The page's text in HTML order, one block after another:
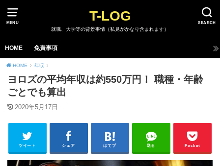
MENU SEARCH
T-LOG
就職、大学等の背景事情（私見がかなり含まれます）
HOME 免責事項
HOME 年収
ヨロズの平均年収は約550万円！ 職種・年齢
ごとでも算出
2020年5月17日
ツイート シェア はてブ 送る Pocket